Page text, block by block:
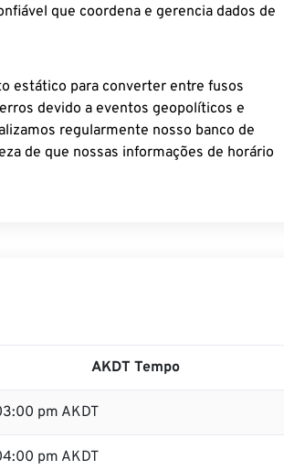
que coordena e gerencia dados de
estático para converter entre fusos
devido a eventos geopolíticos e
regularmente nosso banco de
de que nossas informações de horário
AKDT Tempo
pm AKDT
pm AKDT